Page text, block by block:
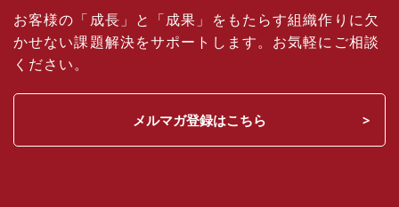
お客様の「成長」と「成果」をもたらす組織作りに欠
かせない課題解決をサポートします。お気軽にご相談
ください。
メルマガ登録はこちら